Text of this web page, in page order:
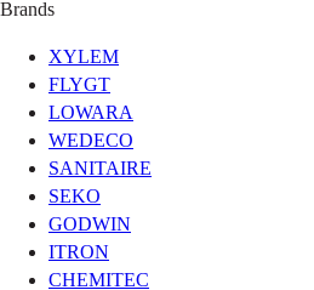
Brands
XYLEM
FLYGT
LOWARA
WEDECO
SANITAIRE
SEKO
GODWIN
ITRON
CHEMITEC